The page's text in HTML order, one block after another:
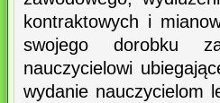
kontraktowych i
swojego dorobku
nauczycielowi
wydanie nauczycielom